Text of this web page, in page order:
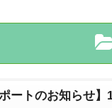
ートのお知らせ